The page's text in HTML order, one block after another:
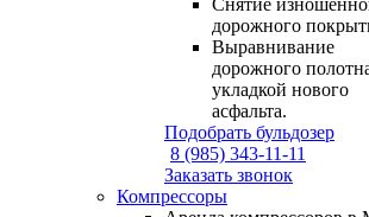
Снятие
дорожного
Выравнивание
дорожного
укладкой нового
асфальта.
Подобрать бульдозер
8 (985) 343-11-11
Заказать звонок
Компрессоры